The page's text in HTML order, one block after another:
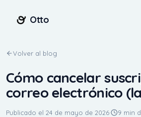
Otto
Volver al blog
Cómo cancelar
correo electrónico
Publicado el 24 de mayo de 2026· 9 min